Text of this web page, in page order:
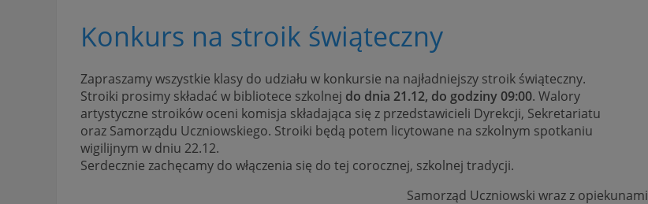
Konkurs na stroik świąteczny
Zapraszamy wszystkie klasy do udziału w konkursie na najładniejszy stroik świąteczny.
Stroiki prosimy składać w bibliotece szkolnej do dnia 21.12, do godziny 09:00. Walory
artystyczne stroików oceni komisja składająca się z przedstawicieli Dyrekcji, Sekretariatu
oraz Samorządu Uczniowskiego. Stroiki będą potem licytowane na szkolnym spotkaniu
wigilijnym w dniu 22.12.
Serdecznie zachęcamy do włączenia się do tej corocznej, szkolnej tradycji.
Samorząd Uczniowski wraz z opiekunami